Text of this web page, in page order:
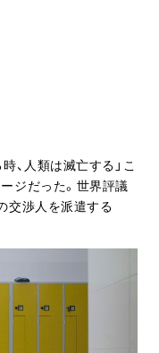
、人類は滅亡する」こ
ジだった。世界評議
交渉人を派遣する